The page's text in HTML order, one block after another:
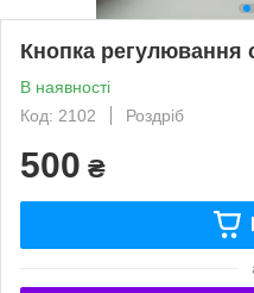
Кнопка регулювання
В наявності
Код: 2102
Роздріб
500 ₴